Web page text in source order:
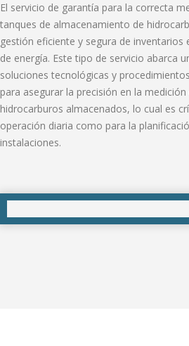
El servicio de garantía para la correcta
tanques de almacenamiento de
gestión eficiente y segura de inventarios
de energía. Este tipo de servicio abarca
soluciones tecnológicas y
para asegurar la precisión en la
hidrocarburos almacenados, lo cual es
operación diaria como para la
instalaciones.